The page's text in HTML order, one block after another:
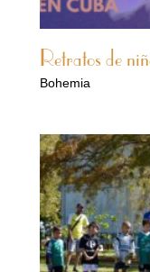
Retratos de
Bohemia